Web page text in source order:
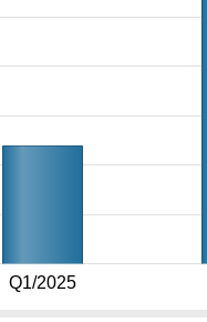
Q1/2025